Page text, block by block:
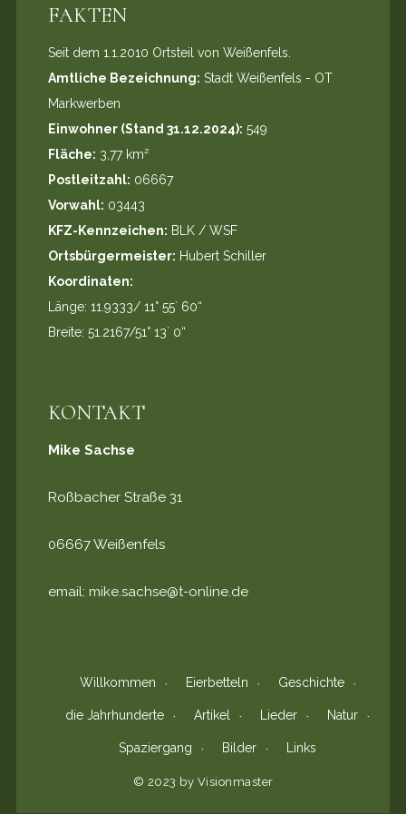
FAKTEN
Seit dem 1.1.2010 Ortsteil von Weißenfels.
Amtliche Bezeichnung: Stadt Weißenfels - OT
Markwerben
Einwohner (Stand 31.12.2024): 549
Fläche: 3,77 km²
Postleitzahl: 06667
Vorwahl: 03443
KFZ-Kennzeichen: BLK / WSF
Ortsbürgermeister: Hubert Schiller
Koordinaten:
Länge: 11.9333/ 11° 55` 60“
Breite: 51.2167/51° 13` 0“
KONTAKT
Mike Sachse
Roßbacher Straße 31
06667 Weißenfels
email: mike.sachse@t-online.de
Willkommen Eierbetteln Geschichte
die Jahrhunderte Artikel Lieder Natur
Spaziergang Bilder Links
© 2023 by Visionmaster